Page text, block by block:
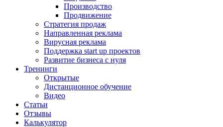
Производство
Продвижение
Стратегия продаж
Направленная реклама
Вирусная реклама
Поддержка start up проектов
Развитие бизнеса с нуля
Тренинги
Открытые
Дистанционное обучение
Видео
Статьи
Отзывы
Калькулятор